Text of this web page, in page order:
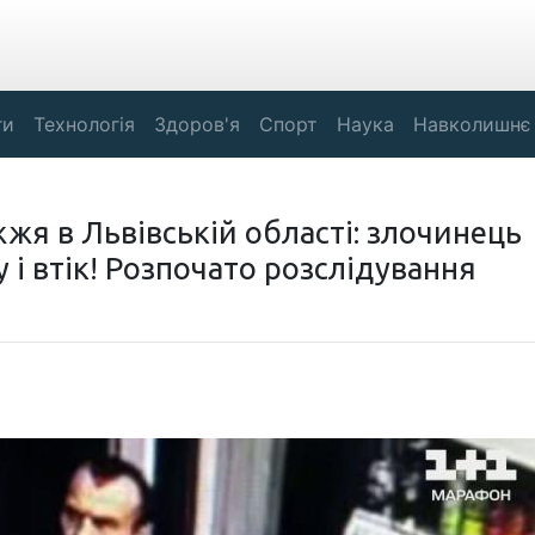
Технологія Здоров'я Спорт Наука
в Львівській області: злочинець
втік! Розпочато розслідування